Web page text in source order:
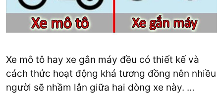
Xe mô tô hay xe gắn máy đều có thiết kế và
cách thức hoạt động khá tương đồng nên nhiều
người sẽ nhầm lẫn giữa hai dòng xe này. …